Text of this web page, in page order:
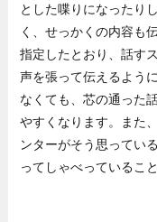
とした喋りになったり
く、せっかくの内容も
指定したとおり、話す
声を張って伝えるよう
なくても、芯の通った
やすくなります。また
ンターがそう思ってい
ってしゃべっているこ